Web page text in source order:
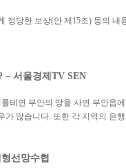
정당한 보상(안 제15조) 등의
– 서울경제TV SEN
테면 부안의 땅을 사면 부안읍
많습니다. 또한 각 지역의 은
선망수협